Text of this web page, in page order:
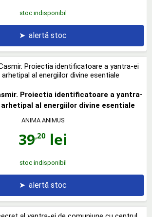
stoc indisponibil
➤ alertă stoc
Proiectia identificatoare a yantra-
al energiilor divine esentiale
ANIMA ANIMUS
39,20 lei
stoc indisponibil
➤ alertă stoc